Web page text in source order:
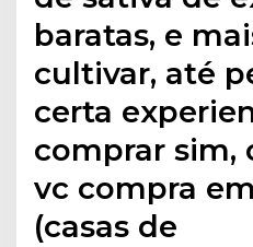
baratas, e
cultivar, até
certa
comprar sim,
vc compra
(casas de